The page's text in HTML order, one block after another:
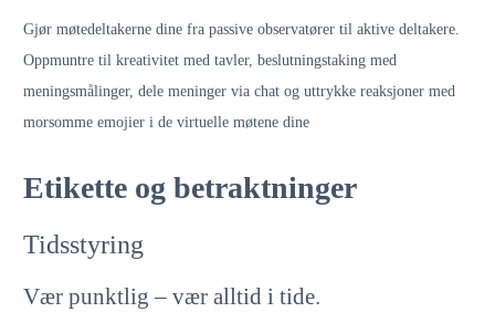
Gjør møtedeltakerne dine fra passive observatører til aktive deltakere.
Oppmuntre til kreativitet med tavler, beslutningstaking med
meningsmålinger, dele meninger via chat og uttrykke reaksjoner med
morsomme emojier i de virtuelle møtene dine
Etikette og betraktninger
Tidsstyring
Vær punktlig – vær alltid i tide.